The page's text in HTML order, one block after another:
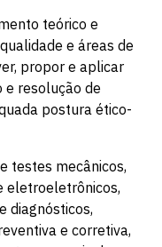
teórico e
e áreas de
propor e aplicar
e resolução de
postura ético-
testes mecânicos,
eletroeletrônicos,
diagnósticos,
e corretiva,